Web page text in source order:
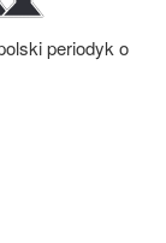
periodyk o